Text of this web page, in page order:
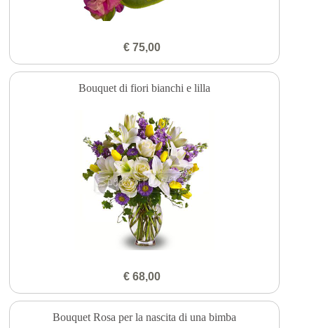
€ 75,00
Bouquet di fiori bianchi e lilla
€ 68,00
Bouquet Rosa per la nascita di una bimba